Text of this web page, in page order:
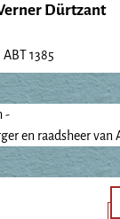
Dürtzant
ABT 1385
-
en raadsheer van